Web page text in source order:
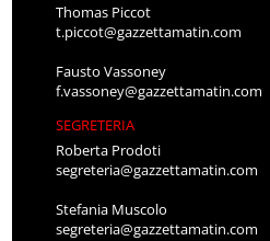
Thomas Piccot
t.piccot@gazzettamatin.com
Fausto Vassoney
f.vassoney@gazzettamatin.com
SEGRETERIA
Roberta Prodoti
segreteria@gazzettamatin.com
Stefania Muscolo
segreteria@gazzettamatin.com